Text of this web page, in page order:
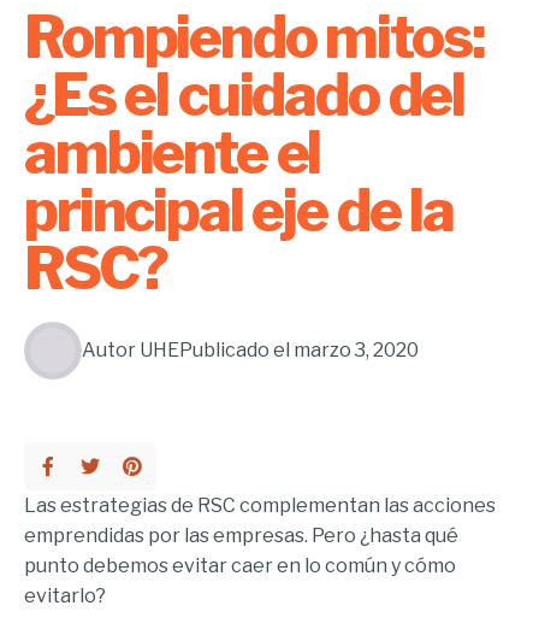
Rompiendo mitos:
¿Es el cuidado del
ambiente el
principal eje de la
RSC?
Autor UHEPublicado el marzo 3, 2020
Las estrategias de RSC complementan las acciones
emprendidas por las empresas. Pero ¿hasta qué
punto debemos evitar caer en lo común y cómo
evitarlo?